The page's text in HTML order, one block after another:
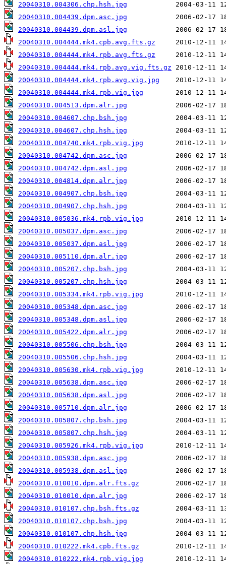
20040310.004306.chp.hsh.jpg
20040310.004439.dpm.asc.jpg
20040310.004439.dpm.asl.jpg
20040310.004444.mk4.cpb.avg.fts.gz
20040310.004444.mk4.rpb.avg.fts.gz
20040310.004444.mk4.rpb.avg.vig.fts.gz
20040310.004444.mk4.rpb.avg.vig.jpg
20040310.004444.mk4.rpb.vig.jpg
20040310.004513.dpm.alr.jpg
20040310.004607.chp.bsh.jpg
20040310.004607.chp.hsh.jpg
20040310.004740.mk4.rpb.vig.jpg
20040310.004742.dpm.asc.jpg
20040310.004742.dpm.asl.jpg
20040310.004814.dpm.alr.jpg
20040310.004907.chp.bsh.jpg
20040310.004907.chp.hsh.jpg
20040310.005036.mk4.rpb.vig.jpg
20040310.005037.dpm.asc.jpg
20040310.005037.dpm.asl.jpg
20040310.005110.dpm.alr.jpg
20040310.005207.chp.bsh.jpg
20040310.005207.chp.hsh.jpg
20040310.005334.mk4.rpb.vig.jpg
20040310.005348.dpm.asc.jpg
20040310.005348.dpm.asl.jpg
20040310.005422.dpm.alr.jpg
20040310.005506.chp.bsh.jpg
20040310.005506.chp.hsh.jpg
20040310.005630.mk4.rpb.vig.jpg
20040310.005638.dpm.asc.jpg
20040310.005638.dpm.asl.jpg
20040310.005710.dpm.alr.jpg
20040310.005807.chp.bsh.jpg
20040310.005807.chp.hsh.jpg
20040310.005926.mk4.rpb.vig.jpg
20040310.005938.dpm.asc.jpg
20040310.005938.dpm.asl.jpg
20040310.010010.dpm.alr.fts.gz
20040310.010010.dpm.alr.jpg
20040310.010107.chp.bsh.fts.gz
20040310.010107.chp.bsh.jpg
20040310.010107.chp.hsh.jpg
20040310.010222.mk4.cpb.fts.gz
20040310.010222.mk4.rpb.vig.jpg